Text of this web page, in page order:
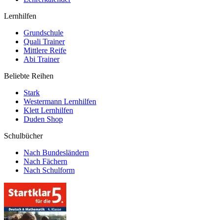
Lernhilfen
Grundschule
Quali Trainer
Mittlere Reife
Abi Trainer
Beliebte Reihen
Stark
Westermann Lernhilfen
Klett Lernhilfen
Duden Shop
Schulbücher
Nach Bundesländern
Nach Fächern
Nach Schulform